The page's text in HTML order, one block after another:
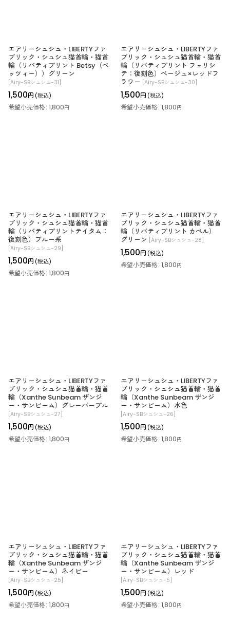
エアリーシュシュ・LIBERTYファ
ブリック・シュシュ猫首輪・猫首
輪（リバティプリント Betsy（ベ
ッツィー））グリーン
[Airy-SBシュシュ-31]
1,500円 (税込)
希望小売価格: 1,800円
エアリーシュシュ・LIBERTYファ
ブリック・シュシュ猫首輪・猫首
輪（リバティプリント フェリシ
テ：復刻色）ベージュ×レッドフ
ラワー [Airy-SBシュシュ-30]
1,500円 (税込)
希望小売価格: 1,800円
エアリーシュシュ・LIBERTYファ
ブリック・シュシュ猫首輪・猫首
輪（リバティプリントテイタム：
復刻色）ブルー系
[Airy-SBシュシュ-29]
1,500円 (税込)
希望小売価格: 1,800円
エアリーシュシュ・LIBERTYファ
ブリック・シュシュ猫首輪・猫首
輪（リバティプリント カペル）
グリーン [Airy-SBシュシュ-28]
1,500円 (税込)
希望小売価格: 1,800円
エアリーシュシュ・LIBERTYファ
ブリック・シュシュ猫首輪・猫首
輪（Xanthe Sunbeam ザンジ
ー・サンビーム）グレーパープル
[Airy-SBシュシュ-27]
1,500円 (税込)
希望小売価格: 1,800円
エアリーシュシュ・LIBERTYファ
ブリック・シュシュ猫首輪・猫首
輪（Xanthe Sunbeam ザンジ
ー・サンビーム）水色
[Airy-SBシュシュ-26]
1,500円 (税込)
希望小売価格: 1,800円
エアリーシュシュ・LIBERTYファ
ブリック・シュシュ猫首輪・猫首
輪（Xanthe Sunbeam ザンジ
ー・サンビーム）ネイビー
[Airy-SBシュシュ-25]
1,500円 (税込)
希望小売価格: 1,800円
エアリーシュシュ・LIBERTYファ
ブリック・シュシュ猫首輪・猫首
輪（Xanthe Sunbeam ザンジ
ー・サンビーム）レッド
[Airy-SBシュシュ-5]
1,500円 (税込)
希望小売価格: 1,800円